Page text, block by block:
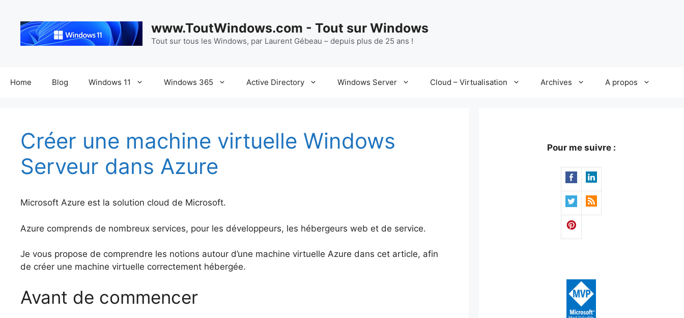
contenu
www.ToutWindows.com - Tout sur Windows
Tout sur tous les Windows, par Laurent Gébeau – depuis plus de 25 ans !
Home Blog Windows 11 Windows 365 Active Directory Windows Server Cloud – Virtualisation Archives A propos
Créer une machine virtuelle Windows
Serveur dans Azure
Microsoft Azure est la solution cloud de Microsoft.
Azure comprends de nombreux services, pour les développeurs, les hébergeurs web et de service.
Je vous propose de comprendre les notions autour d’une machine virtuelle Azure dans cet article, afin
de créer une machine virtuelle correctement hébergée.
Avant de commencer
Pour me suivre :